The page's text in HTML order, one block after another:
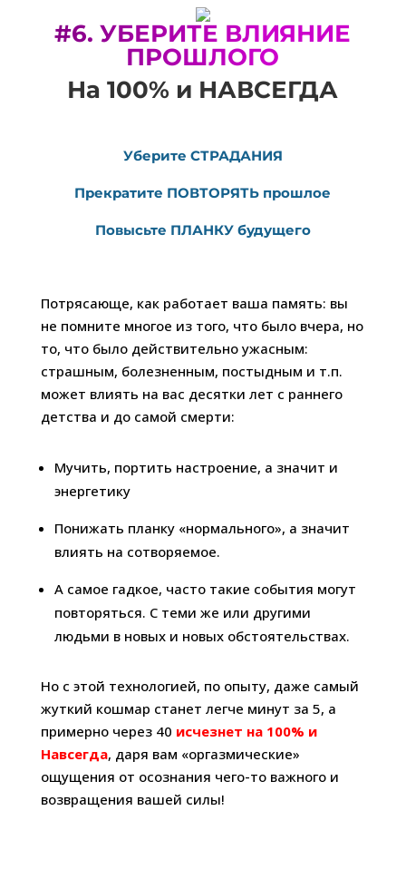
#6.УБЕРИТЕ ВЛИЯНИЕ
ПРОШЛОГО
На 100% и НАВСЕГДА
Уберите СТРАДАНИЯ
Прекратите ПОВТОРЯТЬ прошлое
Повысьте ПЛАНКУ будущего
Потрясающе, как работает ваша память: вы
не помните многое из того, что было вчера, но
то, что было действительно ужасным:
страшным, болезненным, постыдным и т.п.
может влиять на вас десятки лет с раннего
детства и до самой смерти:
Мучить, портить настроение, а значит и
энергетику
Понижать планку «нормального», а значит
влиять на сотворяемое.
А самое гадкое, часто такие события могут
повторяться. С теми же или другими
людьми в новых и новых обстоятельствах.
Но с этой технологией, по опыту, даже самый
жуткий кошмар станет легче минут за 5, а
примерно через 40 исчезнет на 100% и
Навсегда, даря вам «оргазмические»
ощущения от осознания чего-то важного и
возвращения вашей силы!